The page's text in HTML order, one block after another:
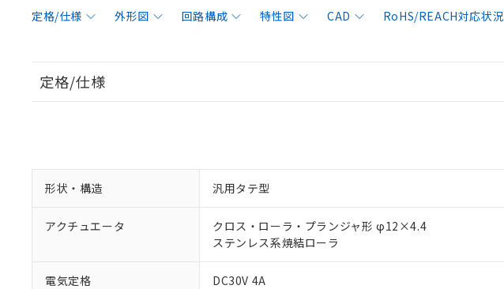
定格/仕様 外形図 回路構成 特性図 CAD RoHS/REACH対応状況
定格/仕様
形状・構造 汎用タテ型
アクチュエータ
クロス・ローラ・プランジャ形 φ12×4.4
ステンレス系焼結ローラ
電気定格 DC30V 4A